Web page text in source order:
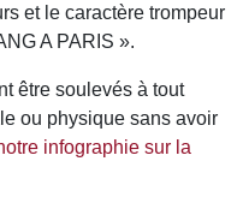
et le caractère trompeur
A PARIS ».
être soulevés à tout
ou physique sans avoir
infographie sur la